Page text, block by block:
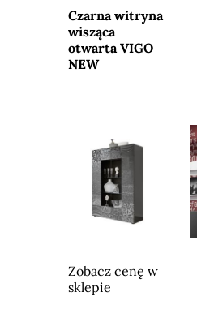
sklepu
Czarna witryna
wisząca
otwarta VIGO
NEW
Zobacz cenę w
sklepie